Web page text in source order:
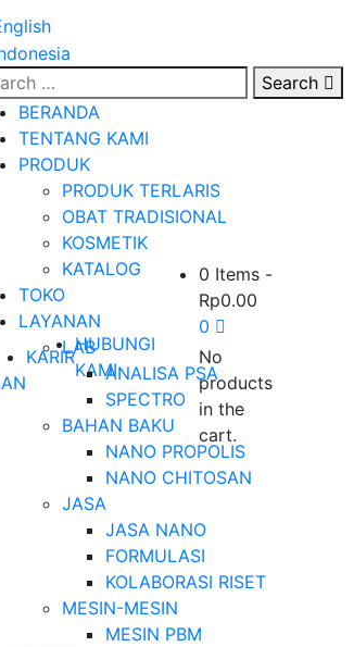
KARIR
HUBUNGI
KAMI
0 Items -
Rp0.00
0
No
products
in the
cart.
Search
BERANDA
TENTANG KAMI
PRODUK
PRODUK TERLARIS
OBAT TRADISIONAL
KOSMETIK
KATALOG
TOKO
LAYANAN
LAB
ANALISA PSA
SPECTRO
BAHAN BAKU
NANO PROPOLIS
NANO CHITOSAN
JASA
JASA NANO
FORMULASI
KOLABORASI RISET
MESIN-MESIN
MESIN PBM